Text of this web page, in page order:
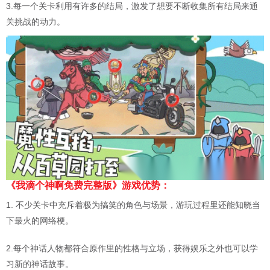
3.每一个关卡利用有许多的结局，激发了想要不断收集所有结局来通
关挑战的动力。
《我滴个神啊免费完整版》游戏优势：
1. 不少关卡中充斥着极为搞笑的角色与场景，游玩过程里还能知晓当
下最火的网络梗。
2.每个神话人物都符合原作里的性格与立场，获得娱乐之外也可以学
习新的神话故事。